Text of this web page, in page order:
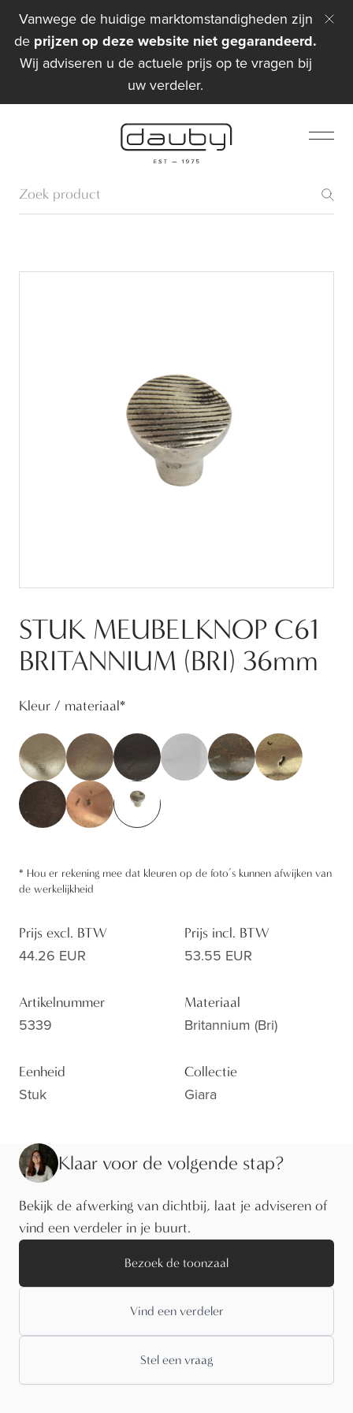
Vanwege de huidige marktomstandigheden zijn
de prijzen op deze website niet gegarandeerd.
Wij adviseren u de actuele prijs op te vragen bij
uw verdeler.
STUK MEUBELKNOP C61
BRITANNIUM (BRI) 36mm
Kleur / materiaal*
* Hou er rekening mee dat kleuren op de foto’s kunnen afwijken van
de werkelijkheid
Prijs excl. BTW
44.26 EUR
Prijs incl. BTW
53.55 EUR
Artikelnummer
5339
Materiaal
Britannium (bri)
Eenheid
Stuk
Collectie
Giara
Klaar voor de volgende stap?
Bekijk de afwerking van dichtbij, laat je adviseren of
vind een verdeler in je buurt.
Bezoek de toonzaal
Vind een verdeler
Stel een vraag